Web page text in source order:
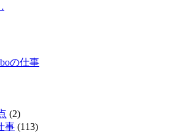
の仕事
(2)
事 (113)